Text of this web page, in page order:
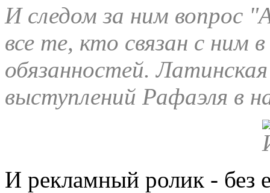
И следом за ним вопрос
все те, кто связан с ним
обязанностей.
выступлений Рафаэля в
И рекламный ролик - без